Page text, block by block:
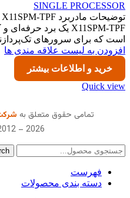
SINGLE PROCESSOR
است که برای سرورهای
افزودن به لیست علاقه مندی ها
خرید و اطلاعات بیشتر
Quick view
تمامی حقوق متعلق به
– 2026©
فهرست
دسته بندی محصولات